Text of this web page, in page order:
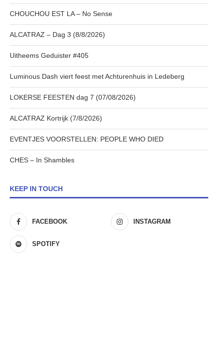
CHOUCHOU EST LA – No Sense
ALCATRAZ – Dag 3 (8/8/2026)
Uitheems Geduister #405
Luminous Dash viert feest met Achturenhuis in Ledeberg
LOKERSE FEESTEN dag 7 (07/08/2026)
ALCATRAZ Kortrijk (7/8/2026)
EVENTJES VOORSTELLEN: PEOPLE WHO DIED
CHES – In Shambles
KEEP IN TOUCH
FACEBOOK INSTAGRAM
SPOTIFY